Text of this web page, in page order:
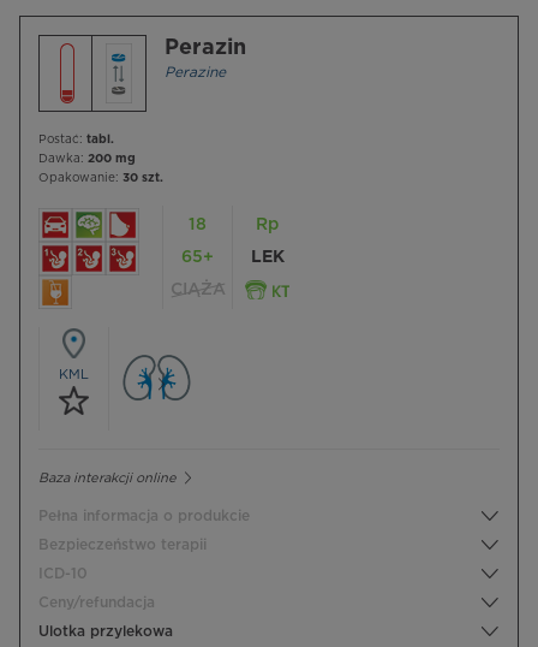
Perazin
Perazine
Postać: tabl.
Dawka: 200 mg
Opakowanie: 30 szt.
18
65+
CIĄŻA
Rp
LEK
KML
Baza interakcji online
Pełna informacja o produkcie
Bezpieczeństwo terapii
ICD-10
Ceny/refundacja
Ulotka przylekowa